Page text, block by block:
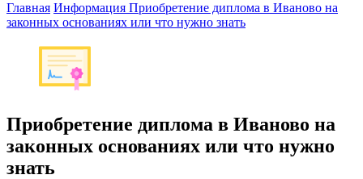
Главная Информация Приобретение диплома в Иваново на
законных основаниях или что нужно знать
Приобретение диплома в Иваново на
законных основаниях или что нужно
знать